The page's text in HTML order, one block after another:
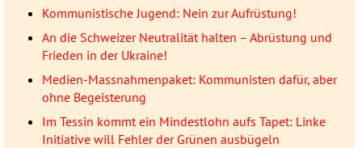
Kommunistische Jugend: Nein zur Aufrüstung!
An die Schweizer Neutralität halten – Abrüstung und
Frieden in der Ukraine!
Medien-Massnahmenpaket: Kommunisten dafür, aber
ohne Begeisterung
Im Tessin kommt ein Mindestlohn aufs Tapet: Linke
Initiative will Fehler der Grünen ausbügeln